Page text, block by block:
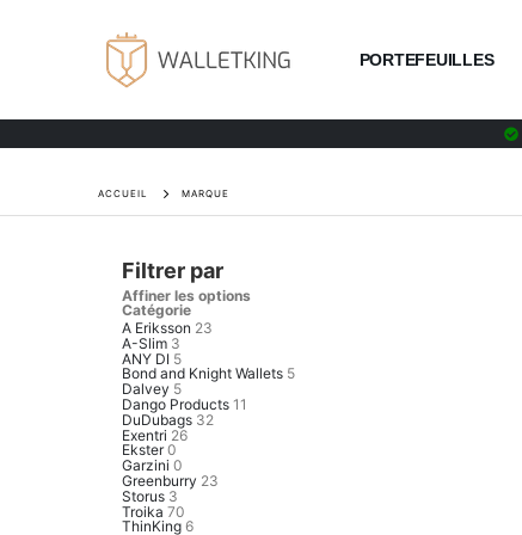
PORTEFEUILLES
ACCUEIL MARQUE
Filtrer par
Affiner les options
Catégorie
A Eriksson 23
A-Slim 3
ANY DI 5
Bond and Knight Wallets 5
Dalvey 5
Dango Products 11
DuDubags 32
Exentri 26
Ekster 0
Garzini 0
Greenburry 23
Storus 3
Troika 70
ThinKing 6